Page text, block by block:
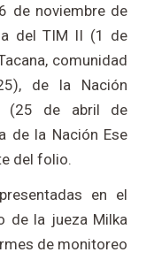
de noviembre de
del TIM II (1 de
comunidad
de la Nación
(25 de abril de
de la Nación Ese
del folio.
en el
de la jueza Milka
de monitoreo